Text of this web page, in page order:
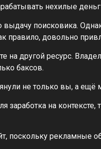
нехилые
поисковика.
правило, довольно
на другой ресурс.
баксов.
не только вы, а
заработка на
поскольку рекламные